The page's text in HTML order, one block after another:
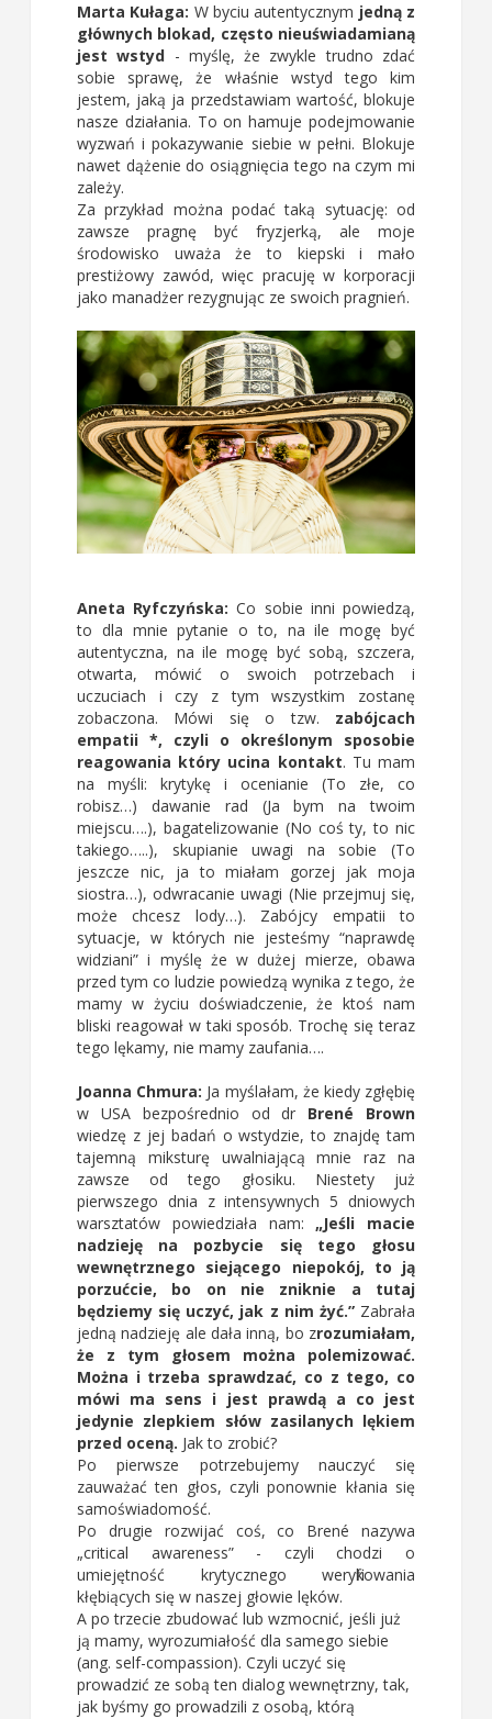
Marta Kułaga: W byciu autentycznym jedną z
głównych blokad, często nieuświadamianą
jest wstyd - myślę, że zwykle trudno zdać
sobie sprawę, że właśnie wstyd tego kim
jestem, jaką ja przedstawiam wartość, blokuje
nasze działania. To on hamuje podejmowanie
wyzwań i pokazywanie siebie w pełni. Blokuje
nawet dążenie do osiągnięcia tego na czym mi
zależy.
Za przykład można podać taką sytuację: od
zawsze pragnę być fryzjerką, ale moje
środowisko uważa że to kiepski i mało
prestiżowy zawód, więc pracuję w korporacji
jako manadżer rezygnując ze swoich pragnień.
Aneta Ryfczyńska: Co sobie inni powiedzą,
to dla mnie pytanie o to, na ile mogę być
autentyczna, na ile mogę być sobą, szczera,
otwarta, mówić o swoich potrzebach i
uczuciach i czy z tym wszystkim zostanę
zobaczona. Mówi się o tzw. zabójcach
empatii *, czyli o określonym sposobie
reagowania który ucina kontakt. Tu mam
na myśli: krytykę i ocenianie (To złe, co
robisz…) dawanie rad (Ja bym na twoim
miejscu….), bagatelizowanie (No coś ty, to nic
takiego…..), skupianie uwagi na sobie (To
jeszcze nic, ja to miałam gorzej jak moja
siostra…), odwracanie uwagi (Nie przejmuj się,
może chcesz lody…). Zabójcy empatii to
sytuacje, w których nie jesteśmy “naprawdę
widziani” i myślę że w dużej mierze, obawa
przed tym co ludzie powiedzą wynika z tego, że
mamy w życiu doświadczenie, że ktoś nam
bliski reagował w taki sposób. Trochę się teraz
tego lękamy, nie mamy zaufania….
Joanna Chmura: Ja myślałam, że kiedy zgłębię
w USA bezpośrednio od dr Brené Brown
wiedzę z jej badań o wstydzie, to znajdę tam
tajemną miksturę uwalniającą mnie raz na
zawsze od tego głosiku. Niestety już
pierwszego dnia z intensywnych 5 dniowych
warsztatów powiedziała nam: „Jeśli macie
nadzieję na pozbycie się tego głosu
wewnętrznego siejącego niepokój, to ją
porzućcie, bo on nie zniknie a tutaj
będziemy się uczyć, jak z nim żyć.”Zabrała
jedną nadzieję ale dała inną, bo zrozumiałam,
że z tym głosem można polemizować.
Można i trzeba sprawdzać, co z tego, co
mówi ma sens i jest prawdą a co jest
jedynie zlepkiem słów zasilanych lękiem
przed oceną. Jak to zrobić?
Po pierwsze potrzebujemy nauczyć się
zauważać ten głos, czyli ponownie kłania się
samoświadomość.
Po drugie rozwijać coś, co Brené nazywa
„critical awareness” - czyli chodzi o
umiejętność krytycznego weryfikowania
kłębiących się w naszej głowie lęków.
A po trzecie zbudować lub wzmocnić, jeśli już
ją mamy, wyrozumiałość dla samego siebie
(ang. self-compassion). Czyli uczyć się
prowadzić ze sobą ten dialog wewnętrzny, tak,
jak byśmy go prowadzili z osobą, którą